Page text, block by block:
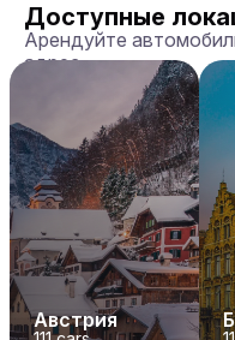
Доступные
Арендуйте
адрес
Австрия